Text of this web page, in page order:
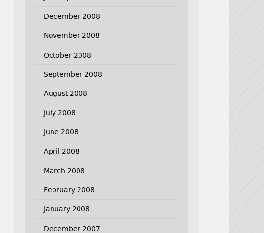
December 2008
November 2008
October 2008
September 2008
August 2008
July 2008
June 2008
April 2008
March 2008
February 2008
January 2008
December 2007